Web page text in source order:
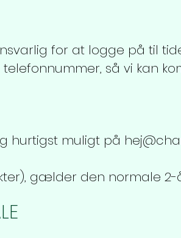
for at logge på til
så vi kan
hurtigst muligt på
gælder den normale 2-